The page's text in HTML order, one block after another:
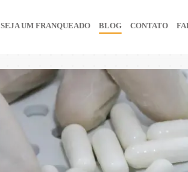
SEJA UM FRANQUEADO BLOG CONTATO